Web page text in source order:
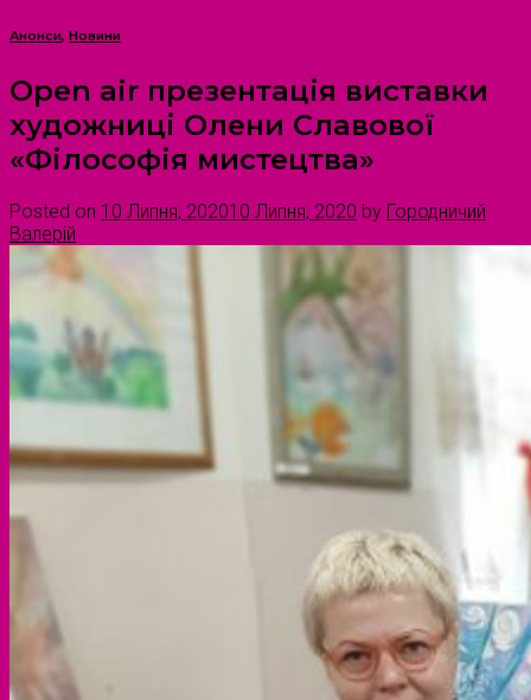
Анонси, Новини
Open air презентація виставки
художниці Олени Славової
«Філософія мистецтва»
Posted on 10 Липня, 202010 Липня, 2020 by Городничий
Валерій